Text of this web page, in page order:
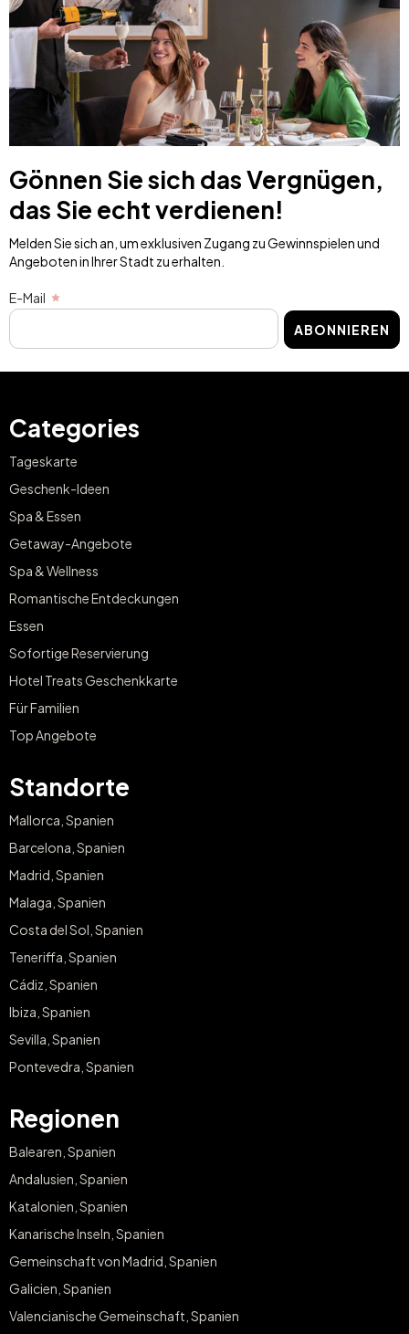
Gönnen Sie sich das Vergnügen,
das Sie echt verdienen!
Melden Sie sich an, um exklusiven Zugang zu Gewinnspielen und
Angeboten in Ihrer Stadt zu erhalten.
E-Mail
ABONNIEREN
Categories
Tageskarte
Geschenk-Ideen
Spa & Essen
Getaway-Angebote
Spa & Wellness
Romantische Entdeckungen
Essen
Sofortige Reservierung
Hotel Treats Geschenkkarte
Für Familien
Top Angebote
Standorte
Mallorca, Spanien
Barcelona, Spanien
Madrid, Spanien
Malaga, Spanien
Costa del Sol, Spanien
Teneriffa, Spanien
Cádiz, Spanien
Ibiza, Spanien
Sevilla, Spanien
Pontevedra, Spanien
Regionen
Balearen, Spanien
Andalusien, Spanien
Katalonien, Spanien
Kanarische Inseln, Spanien
Gemeinschaft von Madrid, Spanien
Galicien, Spanien
Valencianische Gemeinschaft, Spanien